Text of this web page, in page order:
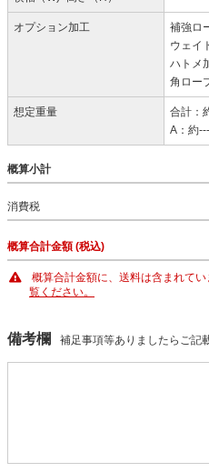
オプション加工
補強ロ
ウェイ
ハトメ
角ロー
想定重量
合計：
A：約
概算小計
消費税
概算合計金額 (税込)
概算合計金額に、送料は含まれてい
覧ください。
備考欄 補足事項等ありましたらご記